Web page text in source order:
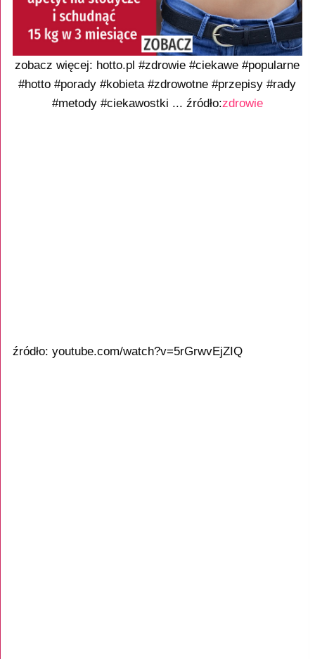
zobacz więcej: hotto.pl #zdrowie #ciekawe #popularne
#hotto #porady #kobieta #zdrowotne #przepisy #rady
#metody #ciekawostki ... źródło:zdrowie
źródło: youtube.com/watch?v=5rGrwvEjZIQ